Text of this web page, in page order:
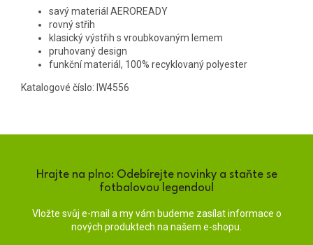
savý materiál AEROREADY
rovný střih
klasický výstřih s vroubkovaným lemem
pruhovaný design
funkční materiál, 100% recyklovaný polyester
Katalogové číslo: IW4556
Hrajte na plno: Odebírejte novinky a staňte se
fotbalovou legendou!
Vložte svůj e-mail a my vám budeme zasílat informace o
nových produktech na našem e-shopu.